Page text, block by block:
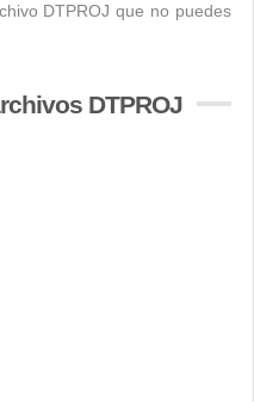
DTPROJ que no puedes
DTPROJ